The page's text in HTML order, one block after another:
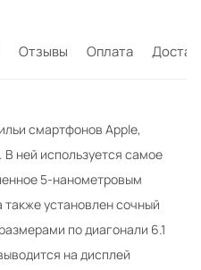
Отзывы Оплата
смартфонов Apple,
ней используется самое
5-нанометровым
установлен сочный
по диагонали 6.1
на дисплей